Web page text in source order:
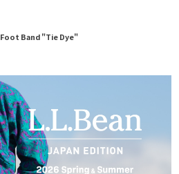
Foot Band "Tie Dye"